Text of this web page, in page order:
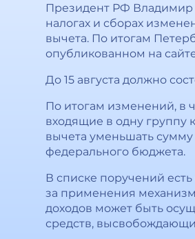
Президент РФ Владимир
налогах и сборах
вычета. По итогам
опубликованном на
До 15 августа должно
По итогам изменений, в
входящие в одну группу
вычета уменьшать
федерального бюджета.
В списке поручений
за применения
доходов может быть
средств,